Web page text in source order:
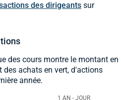
des dirigeants sur
des cours montre le montant en
des achats en vert, d'actions
année.
1 AN - JOUR